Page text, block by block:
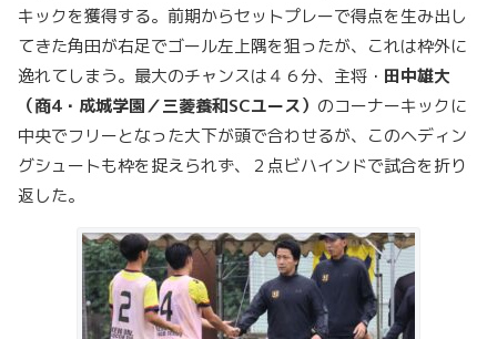
キックを獲得する。前期からセットプレーで得点を生み出し
てきた角田が右足でゴール左上隅を狙ったが、これは枠外に
逸れてしまう。最大のチャンスは４６分、主将・ 田中雄大
（商4・成城学園／三菱養和SCユース） のコーナーキックに
中央でフリーとなった大下が頭で合わせるが、このヘディン
グシュートも枠を捉えられず、２点ビハインドで試合を折り
返した。